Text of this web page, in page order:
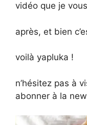
vidéo que je
après, et bien
voilà yapluka !
n’hésitez pas à
abonner à la